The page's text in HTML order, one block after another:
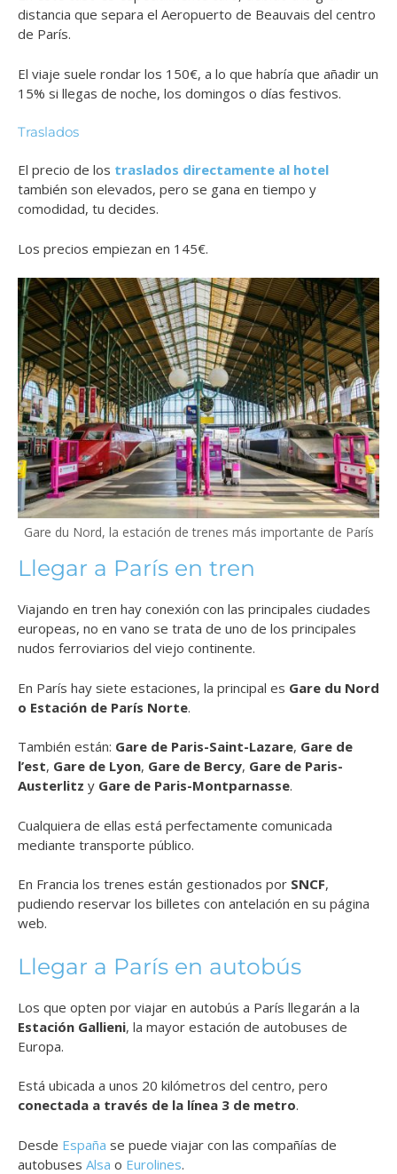
distancia que separa el Aeropuerto de Beauvais del centro
de París.
El viaje suele rondar los 150€, a lo que habría que añadir un
15% si llegas de noche, los domingos o días festivos.
Traslados
El precio de los traslados directamente al hotel
también son elevados, pero se gana en tiempo y
comodidad, tu decides.
Los precios empiezan en 145€.
Gare du Nord, la estación de trenes más importante de París
Llegar a París en tren
Viajando en tren hay conexión con las principales ciudades
europeas, no en vano se trata de uno de los principales
nudos ferroviarios del viejo continente.
En París hay siete estaciones, la principal es Gare du Nord
o Estación de París Norte.
También están: Gare de Paris-Saint-Lazare, Gare de
l’est, Gare de Lyon, Gare de Bercy, Gare de Paris-
Austerlitz y Gare de Paris-Montparnasse.
Cualquiera de ellas está perfectamente comunicada
mediante transporte público.
En Francia los trenes están gestionados por SNCF,
pudiendo reservar los billetes con antelación en su página
web.
Llegar a París en autobús
Los que opten por viajar en autobús a París llegarán a la
Estación Gallieni, la mayor estación de autobuses de
Europa.
Está ubicada a unos 20 kilómetros del centro, pero
conectada a través de la línea 3 de metro.
Desde España se puede viajar con las compañías de
autobuses Alsa o Eurolines.